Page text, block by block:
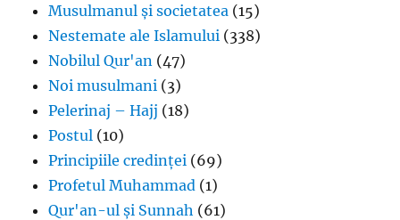
Musulmanul și societatea (15)
Nestemate ale Islamului (338)
Nobilul Qur'an (47)
Noi musulmani (3)
Pelerinaj – Hajj (18)
Postul (10)
Principiile credinței (69)
Profetul Muhammad (1)
Qur'an-ul și Sunnah (61)